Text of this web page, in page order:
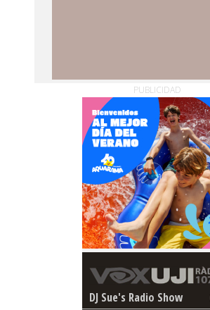
PUBLICIDAD
DJ Sue's Radio Show